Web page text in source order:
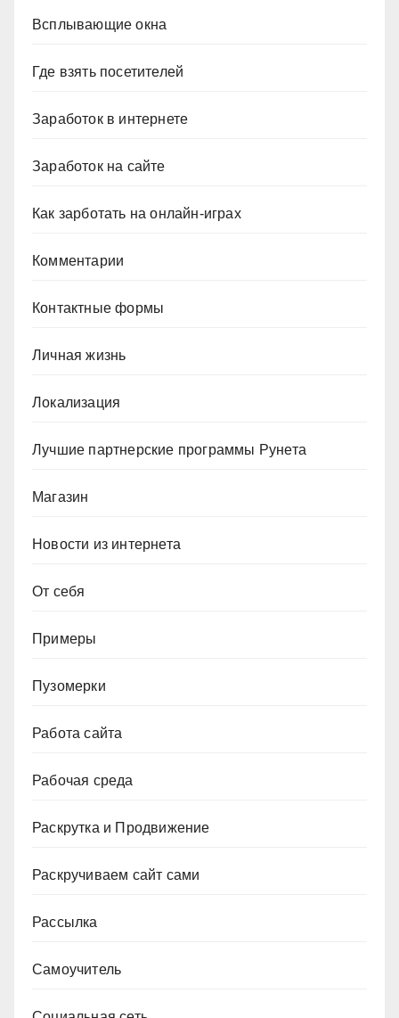
Всплывающие окна
Где взять посетителей
Заработок в интернете
Заработок на сайте
Как зарботать на онлайн-играх
Комментарии
Контактные формы
Личная жизнь
Локализация
Лучшие партнерские программы Рунета
Магазин
Новости из интернета
От себя
Примеры
Пузомерки
Работа сайта
Рабочая среда
Раскрутка и Продвижение
Раскручиваем сайт сами
Рассылка
Самоучитель